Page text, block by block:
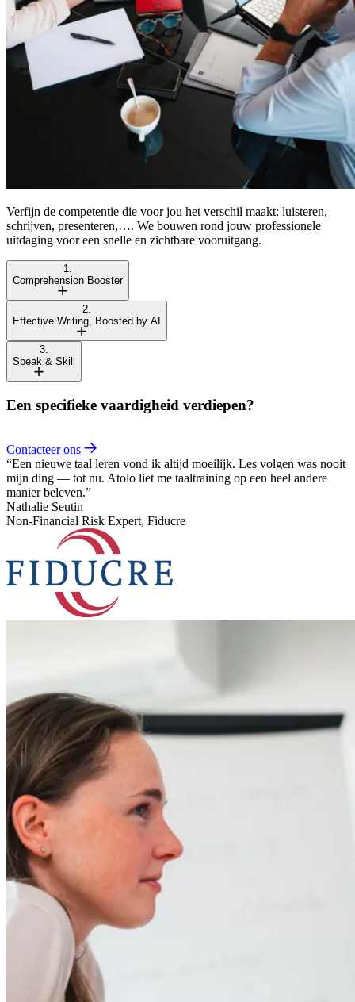
Verfijn de competentie die voor jou het verschil maakt: luisteren,
schrijven, presenteren,…. We bouwen rond jouw professionele
uitdaging voor een snelle en zichtbare vooruitgang.
1.
Comprehension Booster
2.
Effective Writing, Boosted by AI
3.
Speak & Skill
Een specifieke vaardigheid verdiepen?
Contacteer ons
“Een nieuwe taal leren vond ik altijd moeilijk. Les volgen was nooit
mijn ding — tot nu. Atolo liet me taaltraining op een heel andere
manier beleven.”
Nathalie Seutin
Non-Financial Risk Expert, Fiducre